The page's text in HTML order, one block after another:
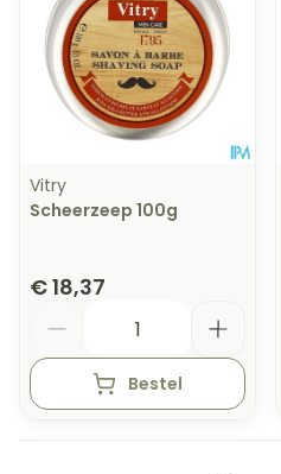
Vitry
Scheerzeep 100g
€ 18,37
Bestel